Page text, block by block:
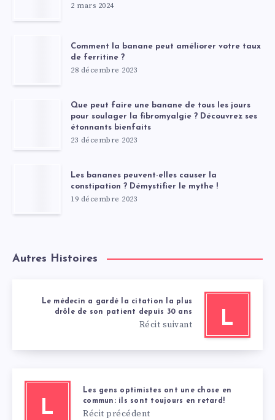
2 mars 2024
Comment la banane peut améliorer votre taux
de ferritine ?
28 décembre 2023
Que peut faire une banane de tous les jours
pour soulager la fibromyalgie ? Découvrez ses
étonnants bienfaits
23 décembre 2023
Les bananes peuvent-elles causer la
constipation ? Démystifier le mythe !
19 décembre 2023
Autres Histoires
L
Le médecin a gardé la citation la plus
drôle de son patient depuis 30 ans
Récit suivant
L
Les gens optimistes ont une chose en
commun: ils sont toujours en retard!
Récit précédent